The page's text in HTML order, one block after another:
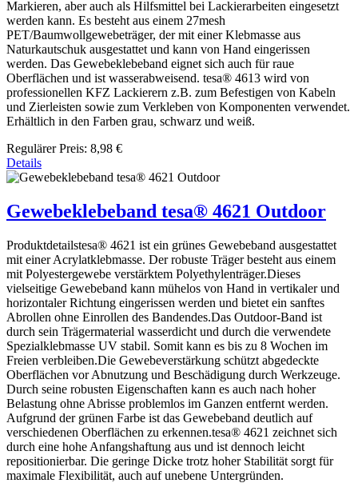
Markieren, aber auch als Hilfsmittel bei Lackierarbeiten eingesetzt
werden kann. Es besteht aus einem 27mesh
PET/Baumwollgewebeträger, der mit einer Klebmasse aus
Naturkautschuk ausgestattet und kann von Hand eingerissen
werden. Das Gewebeklebeband eignet sich auch für raue
Oberflächen und ist wasserabweisend. tesa® 4613 wird von
professionellen KFZ Lackierern z.B. zum Befestigen von Kabeln
und Zierleisten sowie zum Verkleben von Komponenten verwendet.
Erhältlich in den Farben grau, schwarz und weiß.
Regulärer Preis: 8,98 €
Details
Gewebeklebeband tesa® 4621 Outdoor
Produktdetailstesa® 4621 ist ein grünes Gewebeband ausgestattet
mit einer Acrylatklebmasse. Der robuste Träger besteht aus einem
mit Polyestergewebe verstärktem Polyethylenträger.Dieses
vielseitige Gewebeband kann mühelos von Hand in vertikaler und
horizontaler Richtung eingerissen werden und bietet ein sanftes
Abrollen ohne Einrollen des Bandendes.Das Outdoor-Band ist
durch sein Trägermaterial wasserdicht und durch die verwendete
Spezialklebmasse UV stabil. Somit kann es bis zu 8 Wochen im
Freien verbleiben.Die Gewebeverstärkung schützt abgedeckte
Oberflächen vor Abnutzung und Beschädigung durch Werkzeuge.
Durch seine robusten Eigenschaften kann es auch nach hoher
Belastung ohne Abrisse problemlos im Ganzen entfernt werden.
Aufgrund der grünen Farbe ist das Gewebeband deutlich auf
verschiedenen Oberflächen zu erkennen.tesa® 4621 zeichnet sich
durch eine hohe Anfangshaftung aus und ist dennoch leicht
repositionierbar. Die geringe Dicke trotz hoher Stabilität sorgt für
maximale Flexibilität, auch auf unebene Untergründen.